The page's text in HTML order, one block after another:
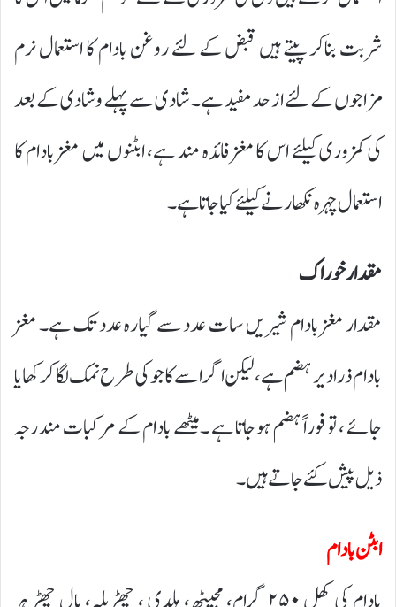
شربت بناکر پیتے ہیں قبض کے لئے روغن بادام کا استعمال نرم
مزاجوں کے لئے از حد مفید ہے۔ شادی سے پہلے وشادی کے بعد
کی کمزوری کیلئے اس کا مغز فائدہ مند ہے، ابٹنوں میں مغز بادام کا
استعمال چہرہ نکھارنے کیلئے کیا جاتا ہے۔
مقدارخوراک
مقدار مغز بادام شیریں سات عدد سے گیارہ عدد تک ہے۔ مغز
بادام ذرا دیر ہضم ہے، لیکن اگر اسے کاجو کی طرح نمک لگا کرکھایا
جائے ، تو فوراً ہضم ہوجاتا ہے ۔میٹھے بادام کے مرکبات مندرجہ
ذیل پیش کئے جاتے ہیں۔
ابٹن بادام